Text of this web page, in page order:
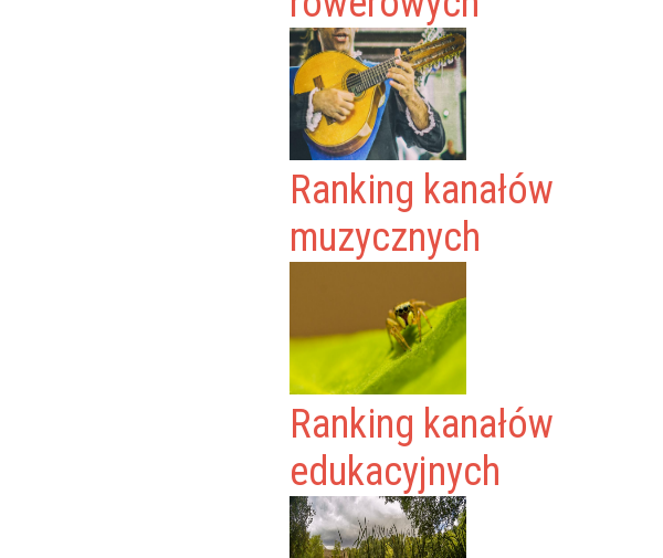
Ranking kanałów
muzycznych
Ranking kanałów
edukacyjnych